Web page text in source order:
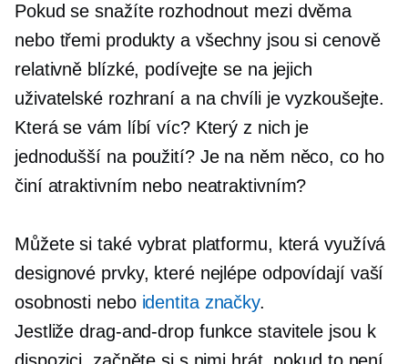
Pokud se snažíte rozhodnout mezi dvěma
nebo třemi produkty a všechny jsou si cenově
relativně blízké, podívejte se na jejich
uživatelské rozhraní a na chvíli je vyzkoušejte.
Která se vám líbí víc? Který z nich je
jednodušší na použití? Je na něm něco, co ho
činí atraktivním nebo neatraktivním?
Můžete si také vybrat platformu, která využívá
designové prvky, které nejlépe odpovídají vaší
osobnosti nebo identita značky.
Jestližedrag-and-dropfunkce stavitele jsou k